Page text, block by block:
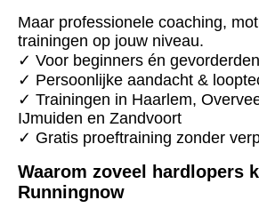
Maar professionele coaching,
trainingen op jouw niveau.
✓ Voor beginners én gevorderden
✓ Persoonlijke aandacht &
✓ Trainingen in Haarlem,
IJmuiden en Zandvoort
✓ Gratis proeftraining zonder
Waarom zoveel hardlopers
Runningnow